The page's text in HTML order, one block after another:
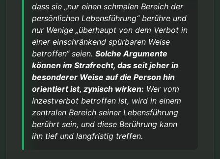
dass sie „nur einen schmalen Bereich der
persönlichen Lebensführung“ berühre und
nur Wenige „überhaupt von dem Verbot in
einer einschränkend spürbaren Weise
betroffen“ seien. Solche Argumente
können im Strafrecht, das seit jeher in
besonderer Weise auf die Person hin
orientiert ist, zynisch wirken: Wer vom
Inzestverbot betroffen ist, wird in einem
zentralen Bereich seiner Lebensführung
berührt sein, und diese Berührung kann
ihn tief und langfristig treffen.